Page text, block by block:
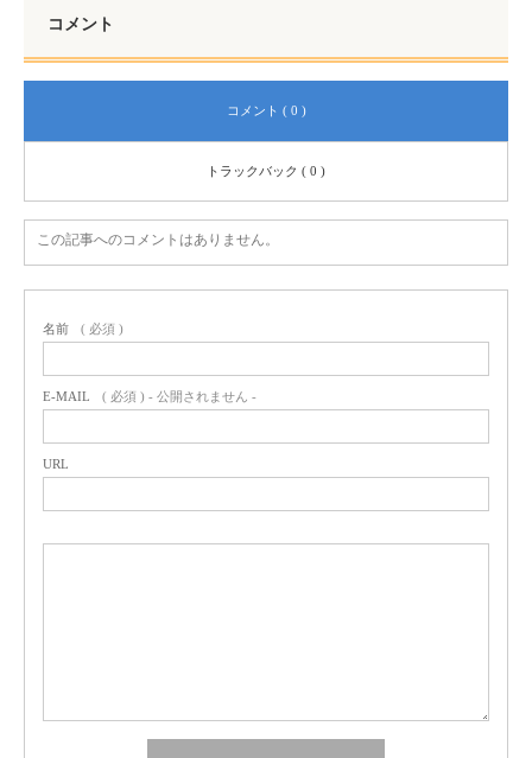
コメント
コメント ( 0 )
トラックバック ( 0 )
この記事へのコメントはありません。
名前 ( 必須 )
E-MAIL ( 必須 ) - 公開されません -
URL